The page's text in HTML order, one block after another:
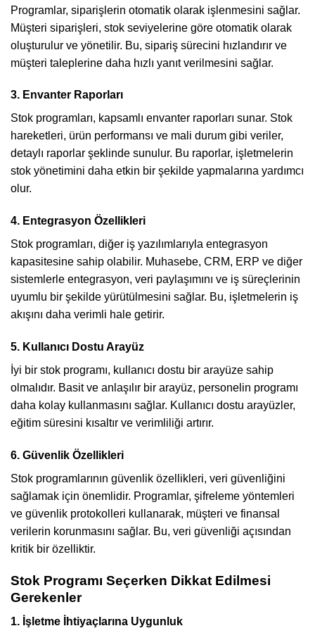
Programlar, siparişlerin otomatik olarak işlenmesini sağlar.
Müşteri siparişleri, stok seviyelerine göre otomatik olarak
oluşturulur ve yönetilir. Bu, sipariş sürecini hızlandırır ve
müşteri taleplerine daha hızlı yanıt verilmesini sağlar.
3. Envanter Raporları
Stok programları, kapsamlı envanter raporları sunar. Stok
hareketleri, ürün performansı ve mali durum gibi veriler,
detaylı raporlar şeklinde sunulur. Bu raporlar, işletmelerin
stok yönetimini daha etkin bir şekilde yapmalarına yardımcı
olur.
4. Entegrasyon Özellikleri
Stok programları, diğer iş yazılımlarıyla entegrasyon
kapasitesine sahip olabilir. Muhasebe, CRM, ERP ve diğer
sistemlerle entegrasyon, veri paylaşımını ve iş süreçlerinin
uyumlu bir şekilde yürütülmesini sağlar. Bu, işletmelerin iş
akışını daha verimli hale getirir.
5. Kullanıcı Dostu Arayüz
İyi bir stok programı, kullanıcı dostu bir arayüze sahip
olmalıdır. Basit ve anlaşılır bir arayüz, personelin programı
daha kolay kullanmasını sağlar. Kullanıcı dostu arayüzler,
eğitim süresini kısaltır ve verimliliği artırır.
6. Güvenlik Özellikleri
Stok programlarının güvenlik özellikleri, veri güvenliğini
sağlamak için önemlidir. Programlar, şifreleme yöntemleri
ve güvenlik protokolleri kullanarak, müşteri ve finansal
verilerin korunmasını sağlar. Bu, veri güvenliği açısından
kritik bir özelliktir.
Stok Programı Seçerken Dikkat Edilmesi
Gerekenler
1. İşletme İhtiyaçlarına Uygunluk